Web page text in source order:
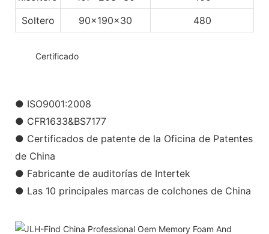
Soltero
90x190x30 480
Certificado
● ISO9001:2008
● CFR1633&BS7177
● Certificados de patente de la Oficina de Patentes
de China
● Fabricante de auditorías de Intertek
● Las 10 principales marcas de colchones de China